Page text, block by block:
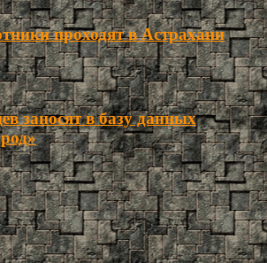
проходят в Астрахани
заносят в базу данных